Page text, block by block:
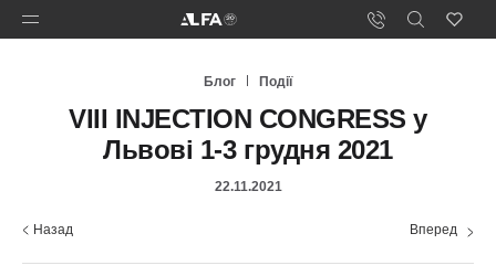
Блог Події
VIIІ INJECTION CONGRESS у
Львові 1-3 грудня 2021
22.11.2021
Назад Вперед